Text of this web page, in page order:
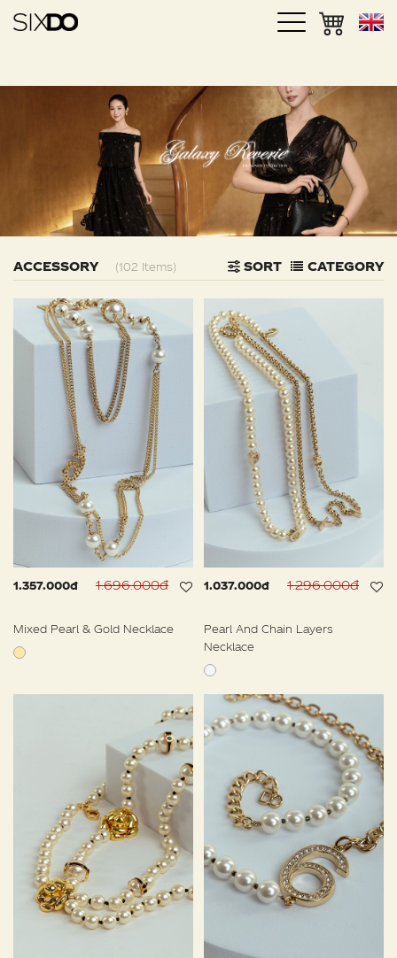
ACCESSORY (102 Items) SORT CATEGORY
1.357.000đ 1.696.000đ
Mixed Pearl & Gold Necklace
1.037.000đ 1.296.000đ
Pearl And Chain Layers
Necklace